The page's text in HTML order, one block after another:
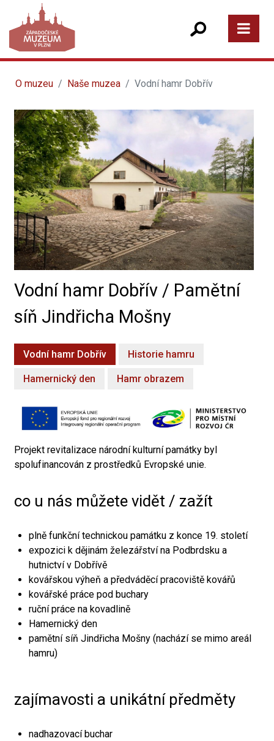
O muzeu Naše muzea Vodní hamr Dobřív
Vodní hamr Dobřív / Pamětní
síň Jindřicha Mošny
Vodní hamr Dobřív Historie hamru
Hamernický den Hamr obrazem
Projekt revitalizace národní kulturní památky byl
spolufinancován z prostředků Evropské unie.
co u nás můžete vidět / zažít
plně funkční technickou památku z konce 19. století
expozici k dějinám železářství na Podbrdsku a
hutnictví v Dobřívě
kovářskou výheň a předváděcí pracoviště kovářů
kovářské práce pod buchary
ruční práce na kovadlině
Hamernický den
pamětní síň Jindřicha Mošny (nachází se mimo areál
hamru)
zajímavosti a unikátní předměty
nadhazovací buchar